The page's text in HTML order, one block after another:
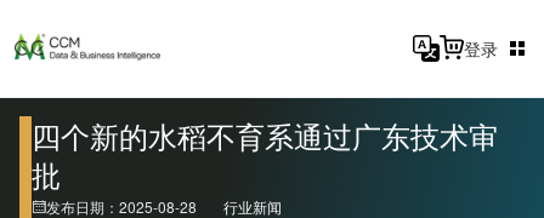
登录
四个新的水稻不育系通过广东技术审
批
发布日期：2025-08-28
行业新闻